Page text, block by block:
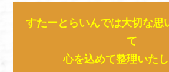
すたーとらいんでは大切な思
て
心を込めて整理いたし